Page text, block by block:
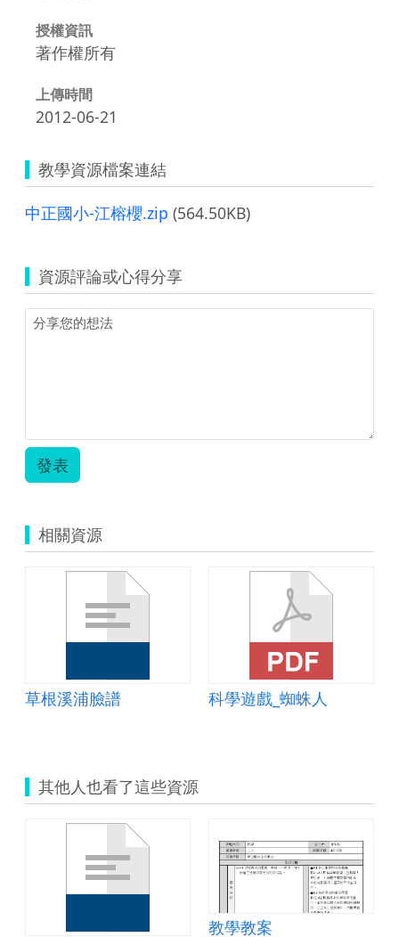
授權資訊
著作權所有
上傳時間
2012-06-21
教學資源檔案連結
中正國小-江榕櫻.zip (564.50KB)
資源評論或心得分享
發表
相關資源
草根溪浦臉譜 科學遊戲_蜘蛛人
其他人也看了這些資源
教學教案